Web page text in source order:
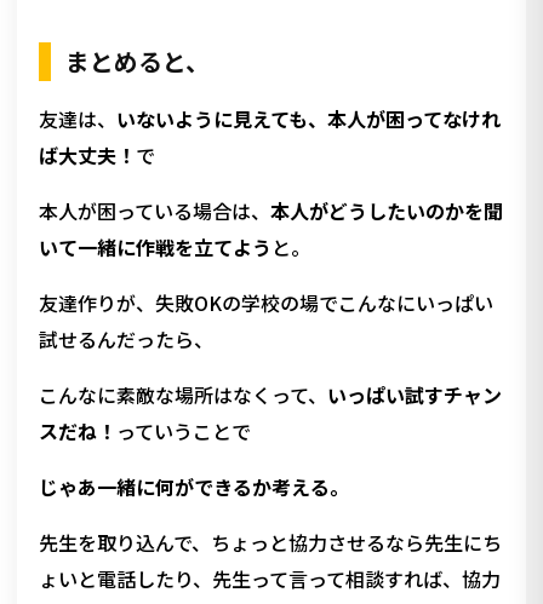
まとめると、
友達は、 いないように見えても、本人が困ってなけれ
ば大丈夫！ で
本人が困っている場合は、 本人がどうしたいのかを聞
いて一緒に作戦を立てよう と。
友達作りが、失敗OKの学校の場でこんなにいっぱい
試せるんだったら、
こんなに素敵な場所はなくって、 いっぱい試すチャン
スだね！ っていうことで
じゃあ一緒に何ができるか考える。
先生を取り込んで、ちょっと協力させるなら先生にち
ょいと電話したり、先生って言って相談すれば、協力